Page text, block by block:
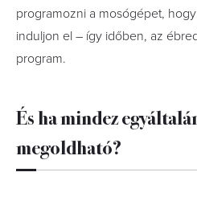
programozni a mosógépet,
induljon el – így időben, az
program.
És ha mindez
megoldható?